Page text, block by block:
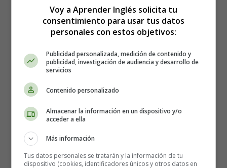
Recursos Educativos en inglés
- Coloring Pages Jobs
Láminas para Colorear en Inglés
Colorear en Inglés
Voy a Aprender Inglés solicita tu
consentimiento para usar tus datos
personales con estos objetivos:
Publicidad personalizada, medición de contenido y
publicidad, investigación de audiencia y desarrollo de
servicios
Contenido personalizado
Almacenar la información en un dispositivo y/o
acceder a ella
Más información
Tus datos personales se tratarán y la información de tu
dispositivo (cookies, identificadores únicos y otros datos en